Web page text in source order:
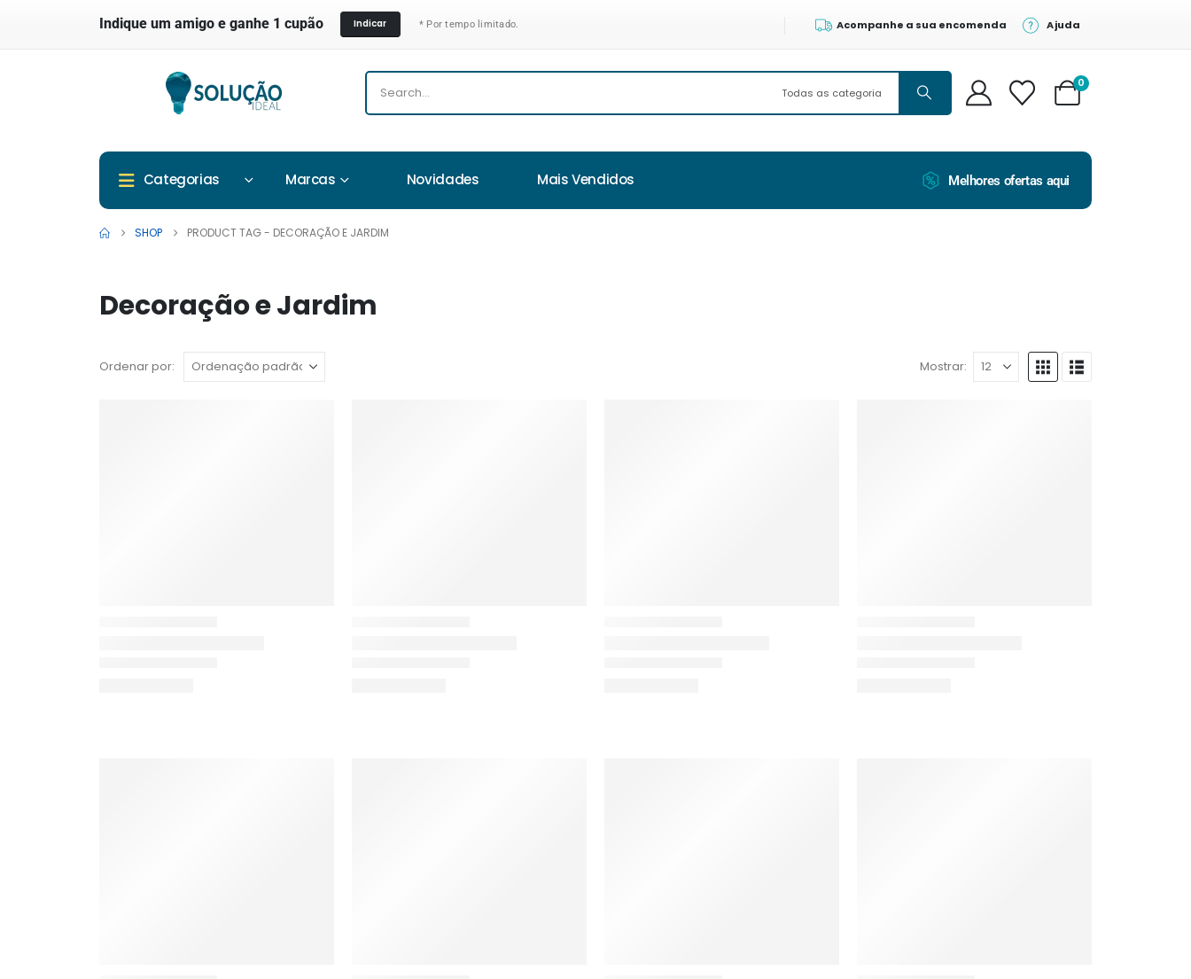
Indique um amigo e ganhe 1 cupão Indicar * Por tempo limitado. Acompanhe a sua encomenda Ajuda
0
Categorias Marcas Novidades Mais Vendidos Melhores ofertas aqui
SHOP PRODUCT TAG - DECORAÇÃO E JARDIM
Decoração e Jardim
Ordenar por: Mostrar: